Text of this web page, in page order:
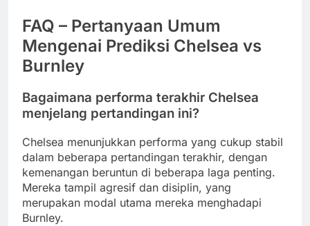
FAQ – Pertanyaan Umum
Mengenai Prediksi Chelsea vs
Burnley
Bagaimana performa terakhir Chelsea
menjelang pertandingan ini?
Chelsea menunjukkan performa yang cukup stabil
dalam beberapa pertandingan terakhir, dengan
kemenangan beruntun di beberapa laga penting.
Mereka tampil agresif dan disiplin, yang
merupakan modal utama mereka menghadapi
Burnley.